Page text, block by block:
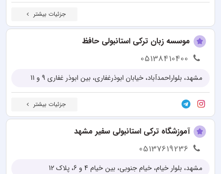
جزئیات بیشتر
موسسه زبان ترکی استانبولی حافظ
05138410400
مشهد، بلواراحمدآباد، خیابان ابوذرغفاری، بین ابوذر غفاری 9 و 11
جزئیات بیشتر
آموزشگاه ترکی استانبولی سفیر مشهد
05137619236
مشهد، بلوار خیام، خیام جنوبی، بین خیام 4 و 6، پلاک 12